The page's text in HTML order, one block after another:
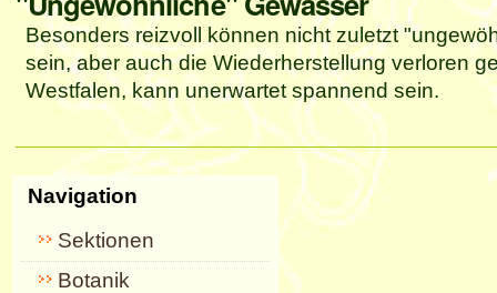
Besonders reizvoll können nicht zuletzt
sein, aber auch die Wiederherstellung verloren
Westfalen, kann unerwartet spannend sein.
Navigation
Sektionen
Botanik